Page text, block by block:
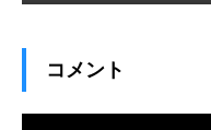
コメント